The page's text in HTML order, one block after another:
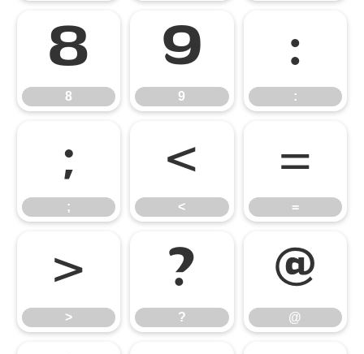
8
8
9
9
:
:
;
;
<
<
=
=
>
>
?
?
@
@